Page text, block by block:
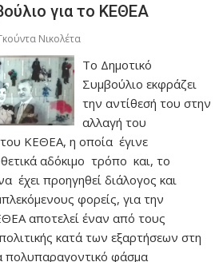
για το ΚΕΘΕΑ
Νικολέτα
To Δημοτικό
Συμβούλιο εκφράζει
την αντίθεσή του στην
αλλαγή του
ΚΕΘΕΑ, η οποία έγινε
αδόκιμο τρόπο και, το
έχει προηγηθεί διάλογος και
φορείς, για την
αποτελεί έναν από τους
κατά των εξαρτήσεων στη
πολυπαραγοντικό φάσμα